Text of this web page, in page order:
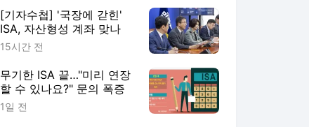
[기자수첩] '국장에 갇힌'
ISA, 자산형성 계좌 맞나
15시간 전
무기한 ISA 끝…"미리 연장
할 수 있나요?" 문의 폭증
1일 전